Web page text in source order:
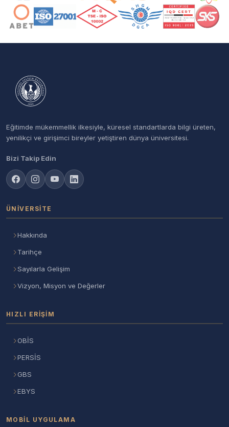
Eğitimde mükemmellik ilkesiyle, küresel standartlarda bilgi üreten,
yenilikçi ve girişimci bireyler yetiştiren dünya üniversitesi.
Bizi Takip Edin
ÜNIVERSITE
Hakkında
Tarihçe
Sayılarla Gelişim
Vizyon, Misyon ve Değerler
HIZLI ERIŞIM
OBİS
PERSİS
GBS
EBYS
MOBIL UYGULAMA